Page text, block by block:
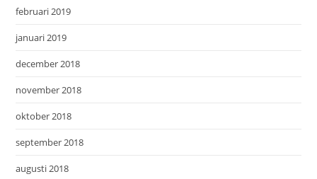
februari 2019
januari 2019
december 2018
november 2018
oktober 2018
september 2018
augusti 2018